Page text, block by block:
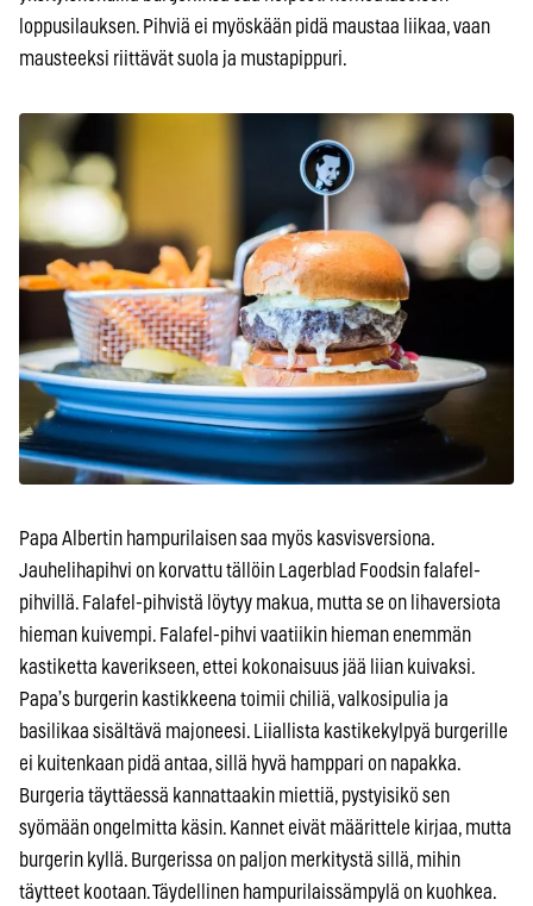
loppusilauksen. Pihviä ei myöskään pidä maustaa liikaa, vaan
mausteeksi riittävät suola ja mustapippuri.
Papa Albertin hampurilaisen saa myös kasvisversiona.
Jauhelihapihvi on korvattu tällöin Lagerblad Foodsin falafel-
pihvillä. Falafel-pihvistä löytyy makua, mutta se on lihaversiota
hieman kuivempi. Falafel-pihvi vaatiikin hieman enemmän
kastiketta kaverikseen, ettei kokonaisuus jää liian kuivaksi.
Papa’s burgerin kastikkeena toimii chiliä, valkosipulia ja
basilikaa sisältävä majoneesi. Liiallista kastikekylpyä burgerille
ei kuitenkaan pidä antaa, sillä hyvä hamppari on napakka.
Burgeria täyttäessä kannattaakin miettiä, pystyisikö sen
syömään ongelmitta käsin. Kannet eivät määrittele kirjaa, mutta
burgerin kyllä. Burgerissa on paljon merkitystä sillä, mihin
täytteet kootaan. Täydellinen hampurilaissämpylä on kuohkea.